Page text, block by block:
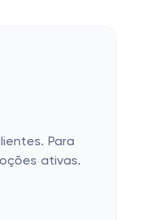
Para
ativas.